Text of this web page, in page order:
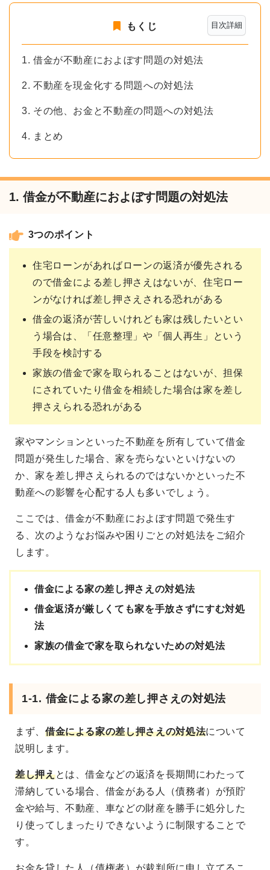
目次詳細
もくじ
1. 借金が不動産におよぼす問題の対処法
2. 不動産を現金化する問題への対処法
3. その他、お金と不動産の問題への対処法
4. まとめ
1. 借金が不動産におよぼす問題の対処法
3つのポイント
住宅ローンがあればローンの返済が優先される
ので借金による差し押さえはないが、住宅ロー
ンがなければ差し押さえされる恐れがある
借金の返済が苦しいけれども家は残したいとい
う場合は、「任意整理」や「個人再生」という
手段を検討する
家族の借金で家を取られることはないが、担保
にされていたり借金を相続した場合は家を差し
押さえられる恐れがある
家やマンションといった不動産を所有していて借金
問題が発生した場合、家を売らないといけないの
か、家を差し押さえられるのではないかといった不
動産への影響を心配する人も多いでしょう。
ここでは、借金が不動産におよぼす問題で発生す
る、次のようなお悩みや困りごとの対処法をご紹介
します。
借金による家の差し押さえの対処法
借金返済が厳しくても家を手放さずにすむ対処
法
家族の借金で家を取られないための対処法
1-1. 借金による家の差し押さえの対処法
まず、 借金による家の差し押さえの対処法について
説明します。
差し押えとは、借金などの返済を長期間にわたって
滞納している場合、借金がある人（債務者）が預貯
金や給与、不動産、車などの財産を勝手に処分した
り使ってしまったりできないように制限することで
す。